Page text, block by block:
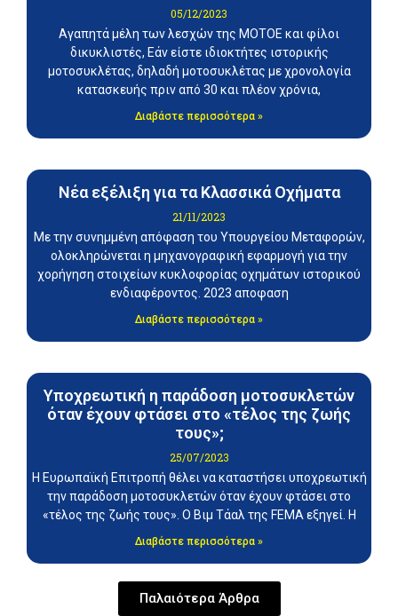
05/12/2023
Αγαπητά μέλη των λεσχών της ΜΟΤΟΕ και φίλοι
δικυκλιστές, Εάν είστε ιδιοκτήτες ιστορικής
μοτοσυκλέτας, δηλαδή μοτοσυκλέτας με χρονολογία
κατασκευής πριν από 30 και πλέον χρόνια,
Διαβάστε περισσότερα »
Νέα εξέλιξη για τα Κλασσικά Οχήματα
21/11/2023
Με την συνημμένη απόφαση του Υπουργείου Μεταφορών,
ολοκληρώνεται η μηχανογραφική εφαρμογή για την
χορήγηση στοιχείων κυκλοφορίας οχημάτων ιστορικού
ενδιαφέροντος. 2023 αποφαση
Διαβάστε περισσότερα »
Υποχρεωτική η παράδοση μοτοσυκλετών
όταν έχουν φτάσει στο «τέλος της ζωής
τους»;
25/07/2023
Η Ευρωπαϊκή Επιτροπή θέλει να καταστήσει υποχρεωτική
την παράδοση μοτοσυκλετών όταν έχουν φτάσει στο
«τέλος της ζωής τους». Ο Βιμ Τάαλ της FEMA εξηγεί. Η
Διαβάστε περισσότερα »
Παλαιότερα Άρθρα